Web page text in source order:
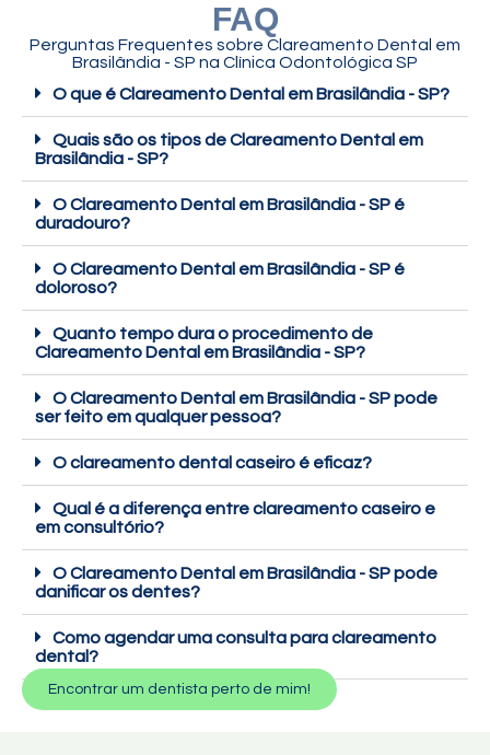
FAQ
Perguntas Frequentes sobre Clareamento Dental em
Brasilândia - SP na Clínica Odontológica SP
O que é Clareamento Dental em Brasilândia - SP?
Quais são os tipos de Clareamento Dental em
Brasilândia - SP?
O Clareamento Dental em Brasilândia - SP é
duradouro?
O Clareamento Dental em Brasilândia - SP é
doloroso?
Quanto tempo dura o procedimento de
Clareamento Dental em Brasilândia - SP?
O Clareamento Dental em Brasilândia - SP pode
ser feito em qualquer pessoa?
O clareamento dental caseiro é eficaz?
Qual é a diferença entre clareamento caseiro e
em consultório?
O Clareamento Dental em Brasilândia - SP pode
danificar os dentes?
Como agendar uma consulta para clareamento
dental?
Encontrar um dentista perto de mim!